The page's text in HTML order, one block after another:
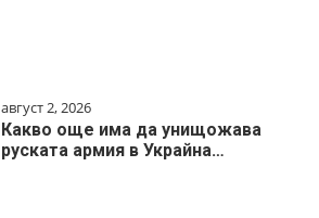
август 2, 2026
Какво още има да унищожава
руската армия в Украйна…